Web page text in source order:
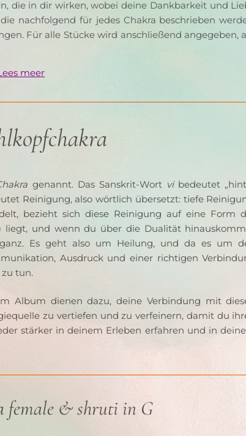
die in dir wirken, wobei deine Dankbarkeit und
nachfolgend für jedes Chakra beschrieben
Für alle Stücke wird anschließend angegeben,
meer
genannt. Das Sanskrit-Wort vi bedeutet
Reinigung, also wörtlich übersetzt: tiefe
bezieht sich diese Reinigung auf eine Form
liegt, und wenn du über die Dualität
Es geht also um Heilung, und da es um
Ausdruck und einer richtigen
tun.
Album dienen dazu, deine Verbindung mit
zu vertiefen und zu verfeinern, damit du
stärker in deinem Erleben erfahren und in
female & shruti in G